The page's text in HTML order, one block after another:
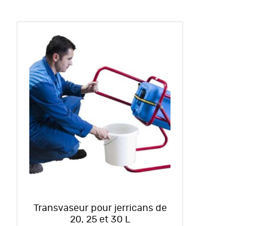
Transvaseur pour jerricans de
20, 25 et 30 L